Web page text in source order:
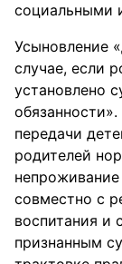
социальными
Усыновление
случае, если
установлено
передачи
родителей
совместно с
воспитания и
признанным